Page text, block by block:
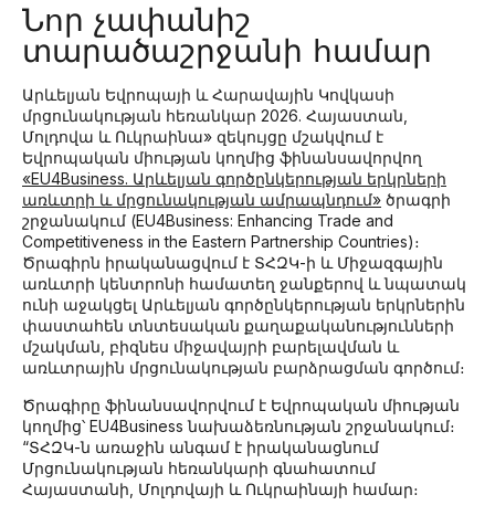
Նոր չափանիշ
տարածաշրջանի համար
Արևելյան Եվրոպայի և Հարավային Կովկասի
մրցունակության հեռանկար 2026. Հայաստան,
Մոլդովա և Ուկրաինա» զեկույցը մշակվում է
Եվրոպական միության կողմից ֆինանսավորվող
«EU4Business. Արևելյան գործընկերության երկրների
առևտրի և մրցունակության ամրապնդում» ծրագրի
շրջանակում (EU4Business: Enhancing Trade and
Competitiveness in the Eastern Partnership Countries)։
Ծրագիրն իրականացվում է ՏՀԶԿ-ի և Միջազգային
առևտրի կենտրոնի համատեղ ջանքերով և նպատակ
ունի աջակցել Արևելյան գործընկերության երկրներին
փաստահեն տնտեսական քաղաքականությունների
մշակման, բիզնես միջավայրի բարելավման և
առևտրային մրցունակության բարձրացման գործում։
Ծրագիրը ֆինանսավորվում է Եվրոպական միության
կողմից՝ EU4Business նախաձեռնության շրջանակում։
“ՏՀԶԿ-ն առաջին անգամ է իրականացնում
Մրցունակության հեռանկարի գնահատում
Հայաստանի, Մոլդովայի և Ուկրաինայի համար։